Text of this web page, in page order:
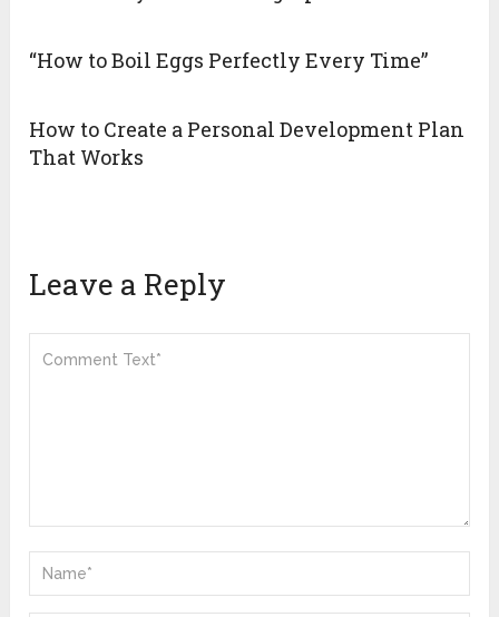
“How to Boil Eggs Perfectly Every Time”
How to Create a Personal Development Plan
That Works
Leave a Reply